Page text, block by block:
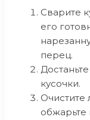
Сварите
его
перец.
кусочки.
Очистите
обжарьте